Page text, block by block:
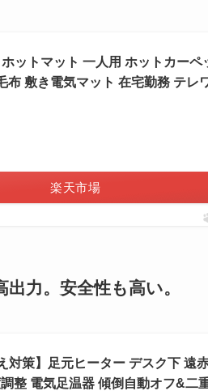
ットマット 一人用 ホットカーペ
布 敷き電気マット 在宅勤務 テレ
楽天市場
力。安全性も高い。
対策】足元ヒーター デスク下 遠
整 電気足温器 傾倒自動オフ&二